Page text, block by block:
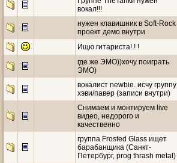
вокал!!!
нужен клавишник в Soft-Rock
проект демо внутри
Ищю гитариста! ! !
где же ЭМО))хочу поиграть
ЭМО)
вокалист newbie. исчу группу
хэви/павер (записи внутри)
Снимаем и монтируем live
видео, недорого и
качественно
группа Frosted Glass ищет
барабанщика (Санкт-
Петербург, prog thrash metal)